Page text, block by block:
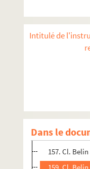
Intitulé de
Dans le
140.
142. Le
148. Cl.
153. P. del
155. Ant.
157. Cl.